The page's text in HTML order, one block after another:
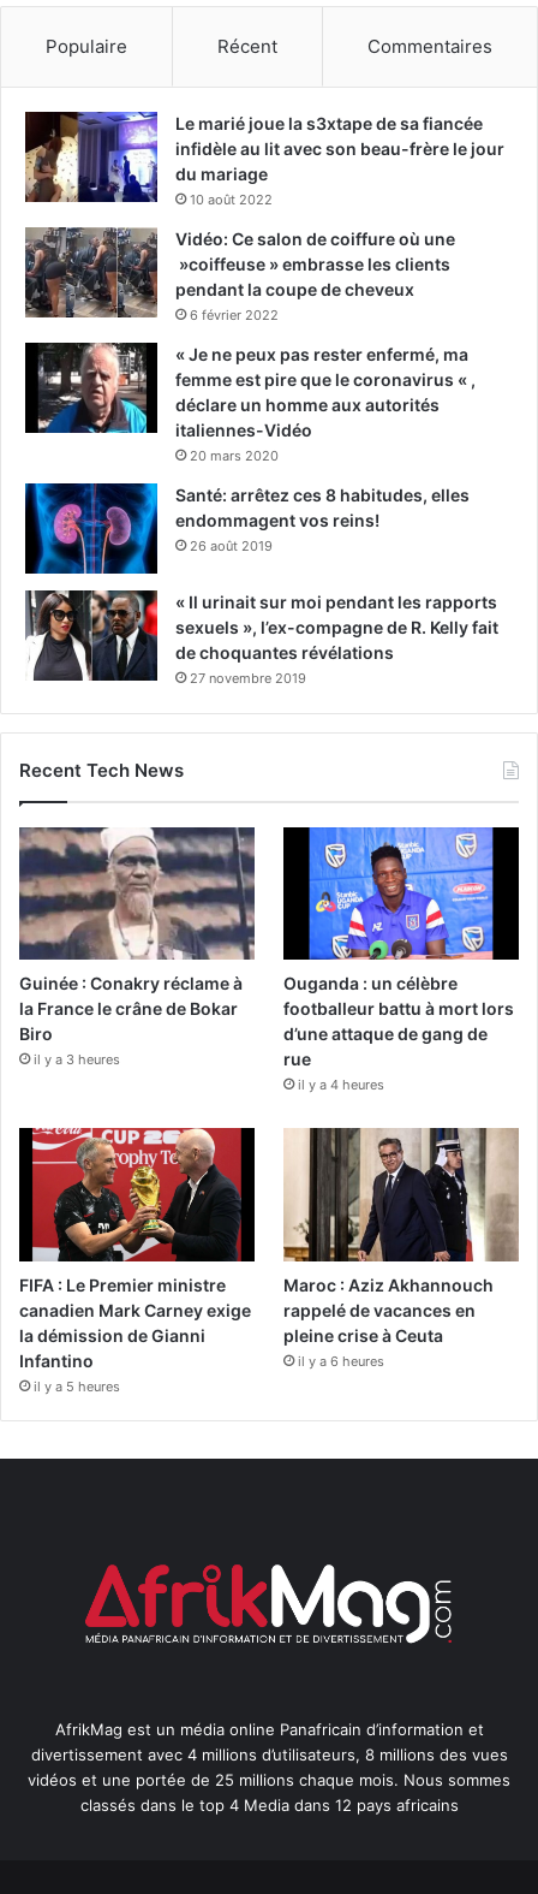
Populaire Récent Commentaires
Le marié joue la s3xtape de sa fiancée
infidèle au lit avec son beau-frère le jour
du mariage
10 août 2022
Vidéo: Ce salon de coiffure où une
»coiffeuse » embrasse les clients
pendant la coupe de cheveux
6 février 2022
« Je ne peux pas rester enfermé, ma
femme est pire que le coronavirus « ,
déclare un homme aux autorités
italiennes-Vidéo
20 mars 2020
Santé: arrêtez ces 8 habitudes, elles
endommagent vos reins!
26 août 2019
« Il urinait sur moi pendant les rapports
sexuels », l’ex-compagne de R. Kelly fait
de choquantes révélations
27 novembre 2019
Recent Tech News
Guinée : Conakry réclame à
la France le crâne de Bokar
Biro
il y a 3 heures
Ouganda : un célèbre
footballeur battu à mort lors
d’une attaque de gang de
rue
il y a 4 heures
FIFA : Le Premier ministre
canadien Mark Carney exige
la démission de Gianni
Infantino
il y a 5 heures
Maroc : Aziz Akhannouch
rappelé de vacances en
pleine crise à Ceuta
il y a 6 heures
AfrikMag est un média online Panafricain d’information et
divertissement avec 4 millions d’utilisateurs, 8 millions des vues
vidéos et une portée de 25 millions chaque mois. Nous sommes
classés dans le top 4 Media dans 12 pays africains